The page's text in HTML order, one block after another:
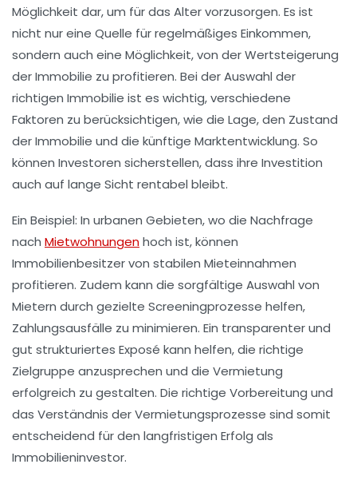
Möglichkeit dar, um für das Alter vorzusorgen. Es ist
nicht nur eine Quelle für regelmäßiges Einkommen,
sondern auch eine Möglichkeit, von der Wertsteigerung
der Immobilie zu profitieren. Bei der Auswahl der
richtigen Immobilie ist es wichtig, verschiedene
Faktoren zu berücksichtigen, wie die Lage, den Zustand
der Immobilie und die künftige Marktentwicklung. So
können Investoren sicherstellen, dass ihre Investition
auch auf lange Sicht rentabel bleibt.
Ein Beispiel: In urbanen Gebieten, wo die Nachfrage
nach Mietwohnungenhoch ist, können
Immobilienbesitzer von stabilen Mieteinnahmen
profitieren. Zudem kann die sorgfältige Auswahl von
Mietern durch gezielte Screeningprozesse helfen,
Zahlungsausfälle zu minimieren. Ein transparenter und
gut strukturiertes Exposé kann helfen, die richtige
Zielgruppe anzusprechen und die Vermietung
erfolgreich zu gestalten. Die richtige Vorbereitung und
das Verständnis derVermietungsprozesse sind somit
entscheidend für den langfristigen Erfolg als
Immobilieninvestor.